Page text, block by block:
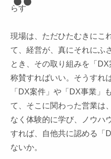
らす
現場は、ただひたむきにこ
て、経営が、真にそれにふ
とき、その取り組みを「
称賛すればいい。そうすれ
「DX案件」や「DX事業」
て、そこに関わった営業は
なく体験的に学び、ノウハ
すれば、自他共に認める「
ないか。